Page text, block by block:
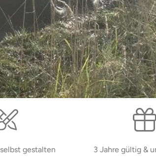
gestalten 3 Jahre gültig &